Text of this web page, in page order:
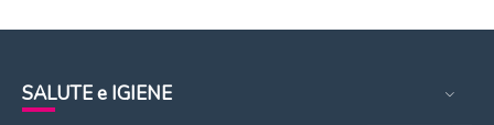
SALUTE e IGIENE